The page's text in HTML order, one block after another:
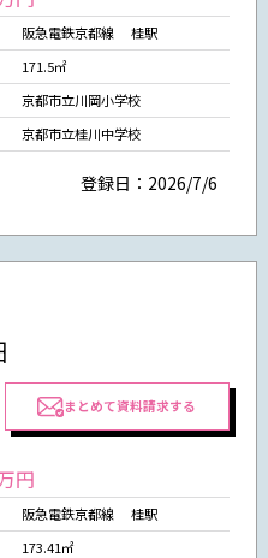
阪急電鉄京都線 桂駅
171.5㎡
京都市立川岡小学校
京都市立桂川中学校
登録日：2026/7/6
まとめて資料請求する
円
阪急電鉄京都線 桂駅
173.41㎡